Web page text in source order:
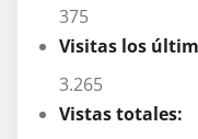
375
Visitas los
3.265
Vistas totales: